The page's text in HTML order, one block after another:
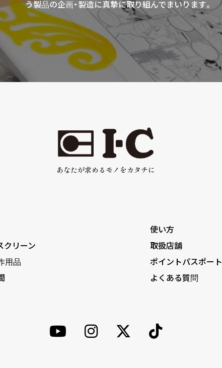
う製品の企画・製造に真摯に取り組んでまいります。
あなたが求めるモノをカタチに
クリーン
用品
使い方
取扱店舗
ポイントパスポート
よくある質問